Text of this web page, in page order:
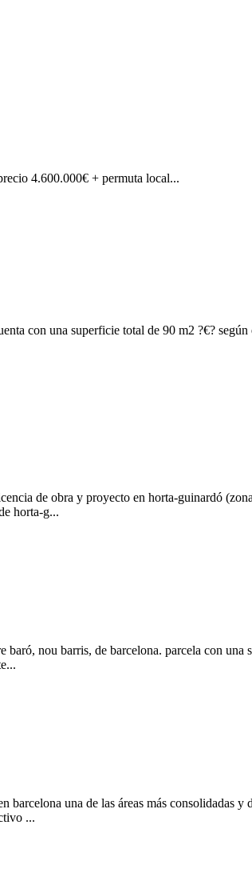
4.600.000€ + permuta local...
con una superficie total de 90 m2 ?€?
de obra y proyecto en horta-guinardó
horta-g...
baró, nou barris, de barcelona. parcela con
barcelona una de las áreas más consolidadas
...